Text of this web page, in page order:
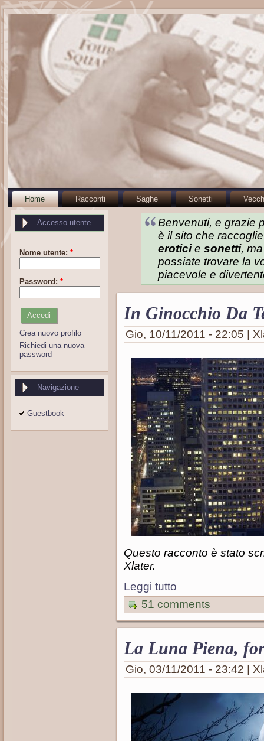
Home Racconti Saghe Sonetti
Accesso utente
Nome utente: *
Password: *
Crea nuovo profilo
Richiedi una nuova
password
Navigazione
Guestbook
Benvenuti, e grazie
è il sito che
eroticie sonetti,
possiate trovare la
piacevole e
In Ginocchio Da
Gio, 10/11/2011 - 22:05 |
Questo racconto è stato
Xlater.
Leggi tutto
51 comments
La Luna Piena,
Gio, 03/11/2011 - 23:42 |